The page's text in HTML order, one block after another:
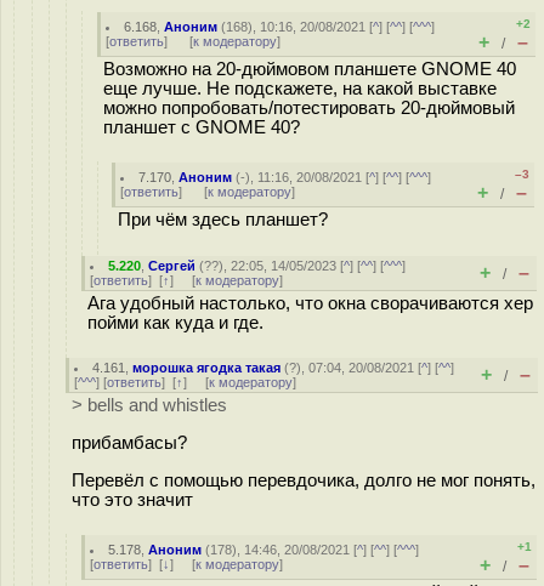
6.168 ,Аноним (168), 10:16, 20/08/2021 [^] [^^] [^^^]
[ответить] [к модератору]
+2
+ / –
Возможно на 20-дюймовом планшете GNOME 40
еще лучше. Не подскажете, на какой выставке
можно попробовать/потестировать 20-дюймовый
планшет с GNOME 40?
7.170 ,Аноним (-), 11:16, 20/08/2021 [^] [^^] [^^^]
[ответить] [к модератору]
–3
+ / –
При чём здесь планшет?
5.220 ,Сергей (??), 22:05, 14/05/2023 [^] [^^] [^^^]
[ответить] [↑] [к модератору] + / –
Ага удобный настолько, что окна сворачиваются хер
пойми как куда и где.
4.161 ,морошка ягодка такая (?), 07:04, 20/08/2021 [^] [^^]
[^^^] [ответить] [↑] [к модератору] + / –
> bells and whistles
прибамбасы?
Перевёл с помощью перевдочика, долго не мог понять,
что это значит
5.178 ,Аноним (178), 14:46, 20/08/2021 [^] [^^] [^^^]
[ответить] [↓] [к модератору]
+1
+ / –